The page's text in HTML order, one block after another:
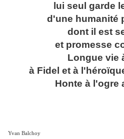
lui seul garde
d'une humanité
dont il est
et promesse
Longue vie
à Fidel et à
Honte à l'ogre
Yvan Balchoy